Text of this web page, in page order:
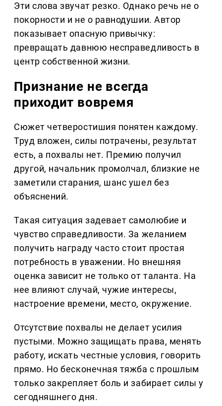
Эти слова звучат резко. Однако речь не о
покорности и не о равнодушии. Автор
показывает опасную привычку:
превращать давнюю несправедливость в
центр собственной жизни.
Признание не всегда
приходит вовремя
Сюжет четверостишия понятен каждому.
Труд вложен, силы потрачены, результат
есть, а похвалы нет. Премию получил
другой, начальник промолчал, близкие не
заметили старания, шанс ушел без
объяснений.
Такая ситуация задевает самолюбие и
чувство справедливости. За желанием
получить награду часто стоит простая
потребность в уважении. Но внешняя
оценка зависит не только от таланта. На
нее влияют случай, чужие интересы,
настроение времени, место, окружение.
Отсутствие похвалы не делает усилия
пустыми. Можно защищать права, менять
работу, искать честные условия, говорить
прямо. Но бесконечная тяжба с прошлым
только закрепляет боль и забирает силы у
сегодняшнего дня.